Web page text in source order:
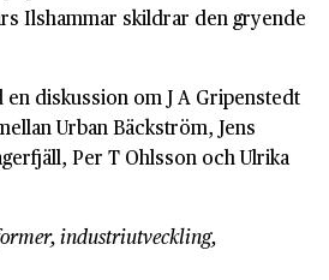
Ilshammar skildrar den gryende
diskussion om J A Gripenstedt
Urban Bäckström, Jens
Per T Ohlsson och Ulrika
industriutveckling,